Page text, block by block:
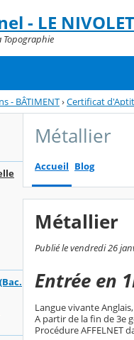
- LE
Topographie
- BÂTIMENT›Certificat
Métallier
Accueil Blog
Métallier
Publié le vendredi 26
Entrée en
Langue vivante
A partir de la fin de 3e
Procédure AFFELNET